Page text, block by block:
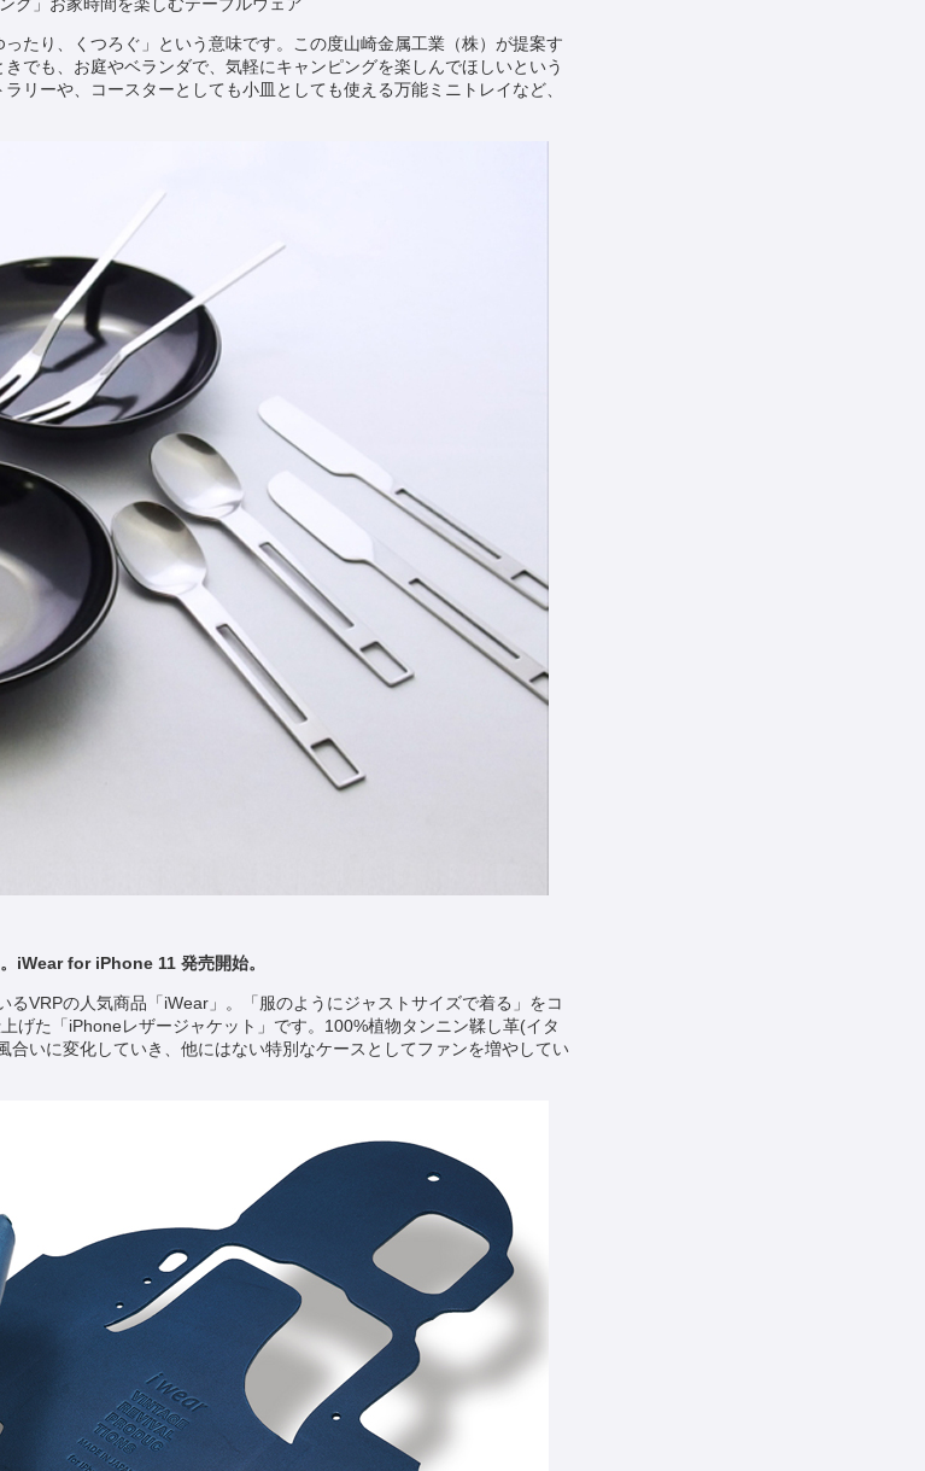
グ」お家時間を楽しむテーブルウェア
たり、くつろぐ」という意味です。この度山崎金属工業（株）が提案す
でも、お庭やベランダで、気軽にキャンピングを楽しんでほしいという
リーや、コースターとしても小皿としても使える万能ミニトレイなど、
iWearfor iPhone 11 発売開始。
VRPの人気商品「iWear」。「服のようにジャストサイズで着る」をコ
げた「iPhoneレザージャケット」です。100%植物タンニン鞣し革(イタ
合いに変化していき、他にはない特別なケースとしてファンを増やしてい